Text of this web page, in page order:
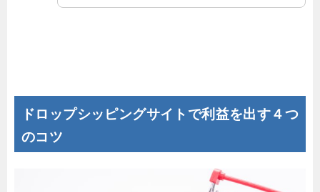
ドロップシッピングサイトで利益を出す４つ
のコツ